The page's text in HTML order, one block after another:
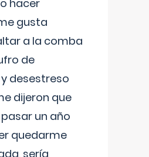
hacer
gusta
a la comba
de
desestreso
dijeron que
un año
quedarme
sería